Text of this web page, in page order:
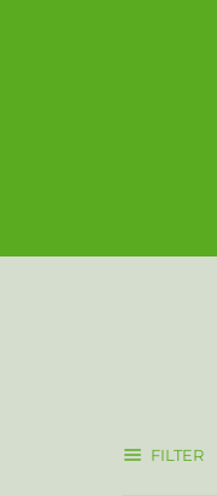
FILTER